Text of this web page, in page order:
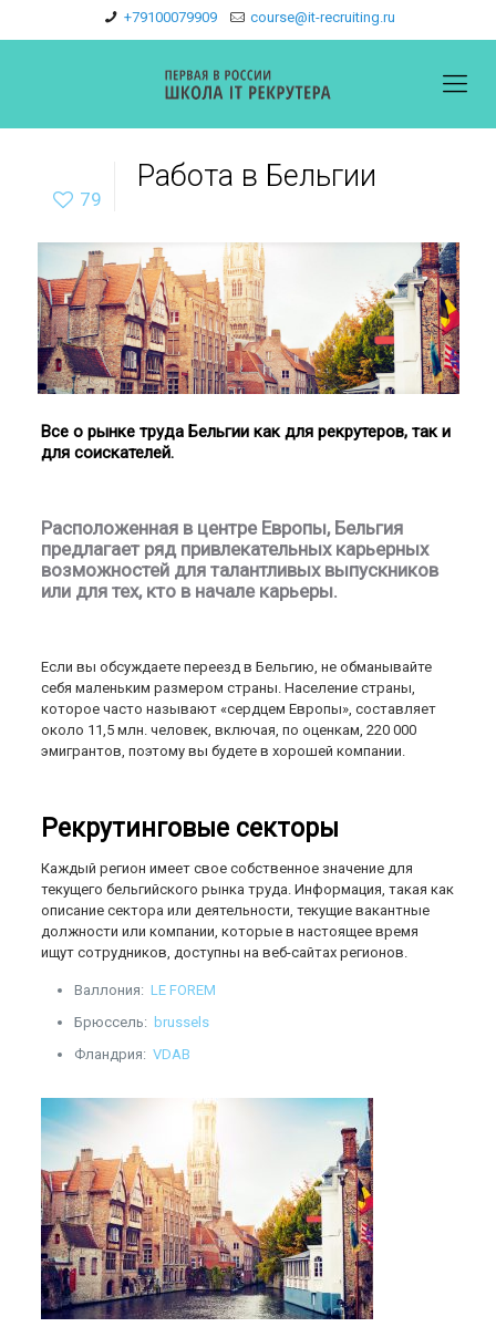
+79100079909 course@it-recruiting.ru
79
Работа в Бельгии
Все о рынке труда Бельгии как для рекрутеров, так и
для соискателей.
Расположенная в центре Европы, Бельгия
предлагает ряд привлекательных карьерных
возможностей для талантливых выпускников
или для тех, кто в начале карьеры.
Если вы обсуждаете переезд в Бельгию, не обманывайте
себя маленьким размером страны. Население страны,
которое часто называют «сердцем Европы», составляет
около 11,5 млн. человек, включая, по оценкам, 220 000
эмигрантов, поэтому вы будете в хорошей компании.
Рекрутинговые секторы
Каждый регион имеет свое собственное значение для
текущего бельгийского рынка труда. Информация, такая как
описание сектора или деятельности, текущие вакантные
должности или компании, которые в настоящее время
ищут сотрудников, доступны на веб-сайтах регионов.
Валлония:LE FOREM
Брюссель: brussels
Фландрия:VDAB